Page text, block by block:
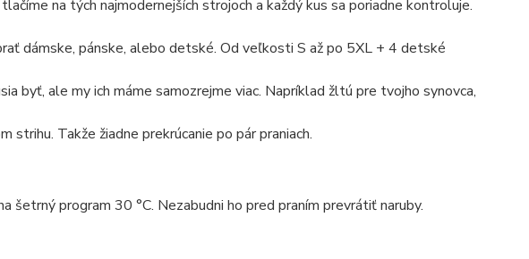
na tých najmodernejších strojoch a každý kus sa poriadne kontroluje.
dámske, pánske, alebo detské. Od veľkosti S až po 5XL + 4 detské
byť, ale my ich máme samozrejme viac. Napríklad žltú pre tvojho synovca,
strihu. Takže žiadne prekrúcanie po pár praniach.
šetrný program 30 °C. Nezabudni ho pred praním prevrátiť naruby.